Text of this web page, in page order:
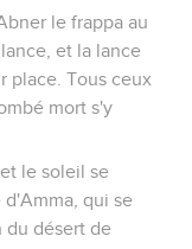
le frappa au
et la lance
place. Tous ceux
mort s'y
le soleil se
qui se
du désert de